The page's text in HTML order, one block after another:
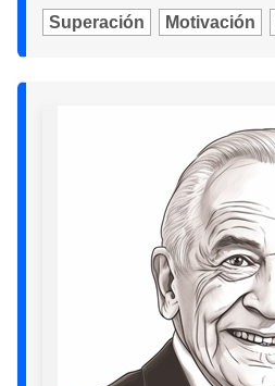
Superación Motivación